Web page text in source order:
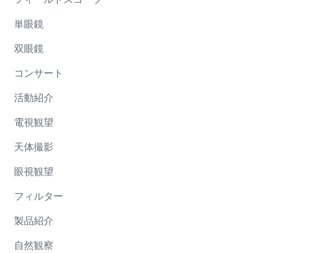
単眼鏡
双眼鏡
コンサート
活動紹介
電視観望
天体撮影
眼視観望
フィルター
製品紹介
自然観察